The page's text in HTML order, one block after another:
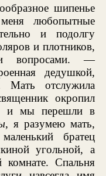
шипенье
любопытные
и подолгу
и плотников,
вопросами. —
дедушкой,
Мать отслужила
окропил
и мы перешли в
, я разумею мать,
братец
угольной, а
Спальня